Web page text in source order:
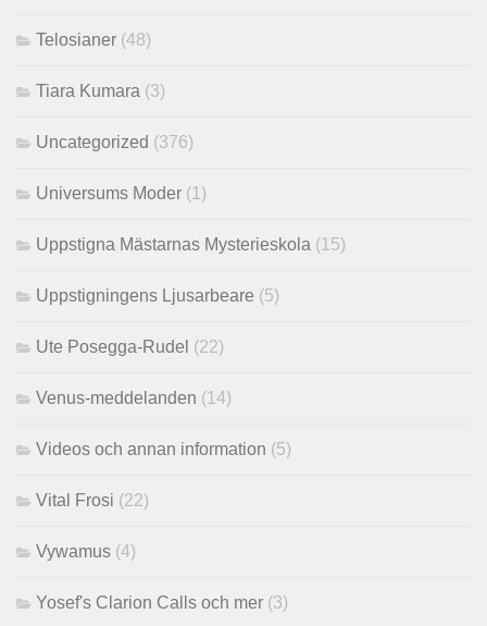
Telosianer (48)
Tiara Kumara (3)
Uncategorized (376)
Universums Moder (1)
Uppstigna Mästarnas Mysterieskola (15)
Uppstigningens Ljusarbeare (5)
Ute Posegga-Rudel (22)
Venus-meddelanden (14)
Videos och annan information (5)
Vital Frosi (22)
Vywamus (4)
Yosef's Clarion Calls och mer (3)